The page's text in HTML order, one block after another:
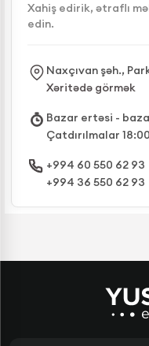
Xahiş edirik, ətraflı
edin.
Naxçıvan şəh.,
Xəritədə görmək
Bazar ertəsi -
Çatdırılmalar
+994 60 550 62 93
+994 36 550 62 93